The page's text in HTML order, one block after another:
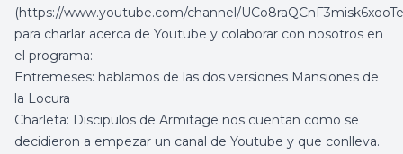
(https://www.youtube.com/channel/
para charlar acerca de Youtube y colaborar con nosotros en
el programa:
Entremeses: hablamos de las dos versiones Mansiones de
la Locura
Charleta: Discipulos de Armitage nos cuentan como se
decidieron a empezar un canal de Youtube y que conlleva.